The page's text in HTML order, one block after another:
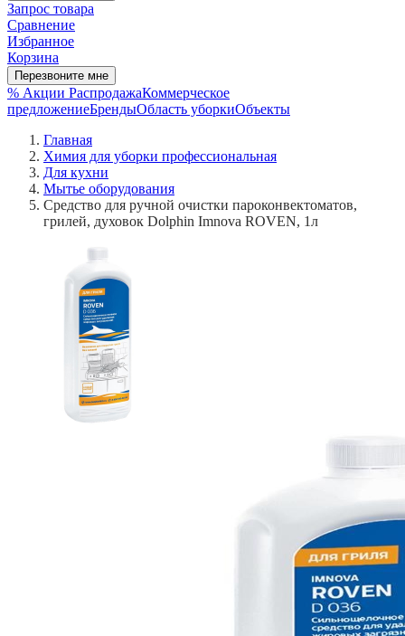
Запрос товара
Сравнение
Избранное
Корзина
Перезвоните мне
% Акции РаспродажаКоммерческое
предложениеБрендыОбласть уборкиОбъекты
Главная
Химия для уборки профессиональная
Для кухни
Мытье оборудования
Средство для ручной очистки пароконвектоматов,
грилей, духовок Dolphin Imnova ROVEN, 1л